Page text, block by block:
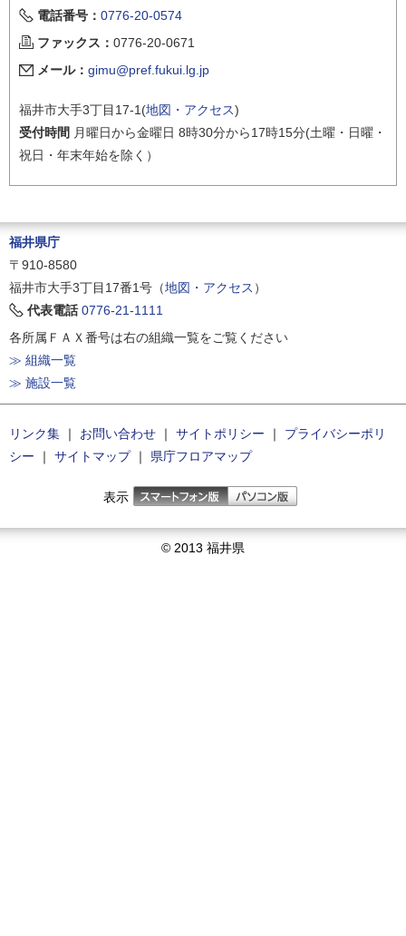
電話番号： 0776-20-0574
ファックス： 0776-20-0671
メール： gimu@pref.fukui.lg.jp
福井市大手3丁目17-1(地図・アクセス)
受付時間 月曜日から金曜日 8時30分から17時15分(土曜・日曜・
祝日・年末年始を除く）
福井県庁
〒910-8580
福井市大手3丁目17番1号（地図・アクセス ）
代表電話 0776-21-1111
各所属ＦＡＸ番号は右の組織一覧をご覧ください
≫ 組織一覧
≫ 施設一覧
リンク集 ｜ お問い合わせ ｜ サイトポリシー ｜
プライバシーポリ
シー ｜ サイトマップ｜ 県庁フロアマップ
表示
© 2013 福井県